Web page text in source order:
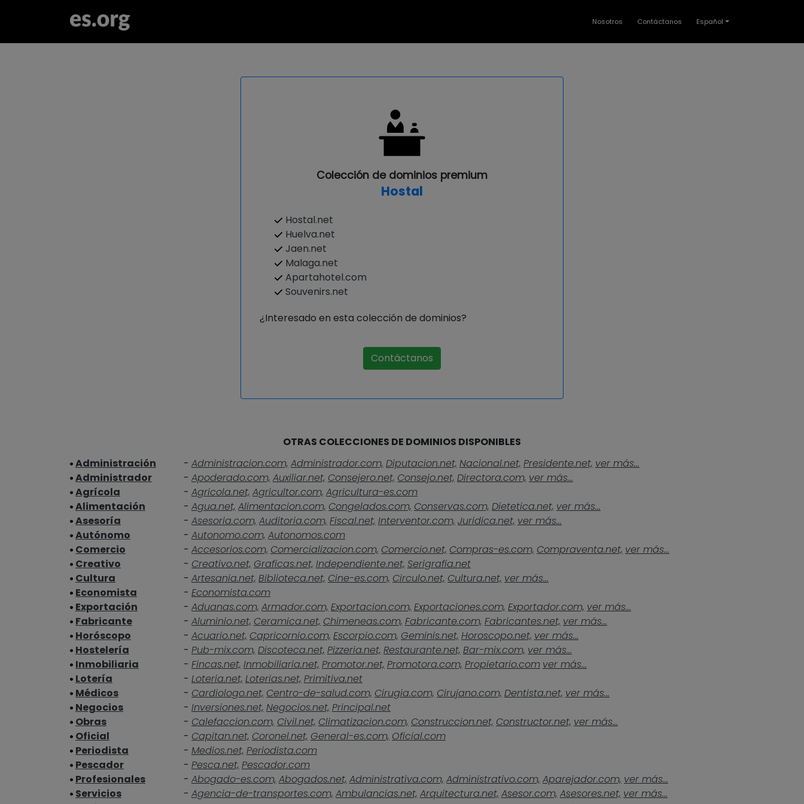
Nosotros Contáctanos Español
Colección de dominios premium
Hostal
Hostal.net
Huelva.net
Jaen.net
Malaga.net
Apartahotel.com
Souvenirs.net
¿Interesado en esta colección de dominios?
Contáctanos
OTRAS COLECCIONES DE DOMINIOS DISPONIBLES
Administración
- Administracion.com, Administrador.com, Diputacion.net, Nacional.net, Presidente.net, ver más...
Administrador
- Apoderado.com, Auxiliar.net, Consejero.net, Consejo.net, Directora.com, ver más...
Agrícola
- Agricola.net, Agricultor.com, Agricultura-es.com
Alimentación
- Agua.net, Alimentacion.com, Congelados.com, Conservas.com, Dietetica.net, ver más...
Asesoría
- Asesoria.com, Auditoria.com, Fiscal.net, Interventor.com, Juridica.net, ver más...
Autónomo
- Autonomo.com, Autonomos.com
Comercio
- Accesorios.com, Comercializacion.com, Comercio.net, Compras-es.com, Compraventa.net, ver más...
Creativo
- Creativo.net, Graficas.net, Independiente.net, Serigrafia.net
Cultura
- Artesania.net, Biblioteca.net, Cine-es.com, Circulo.net, Cultura.net, ver más...
Economista
- Economista.com
Exportación
- Aduanas.com, Armador.com, Exportacion.com, Exportaciones.com, Exportador.com, ver más...
Fabricante
- Aluminio.net, Ceramica.net, Chimeneas.com, Fabricante.com, Fabricantes.net, ver más...
Horóscopo
- Acuario.net, Capricornio.com, Escorpio.com, Geminis.net, Horoscopo.net, ver más...
Hostelería
- Pub-mix.com, Discoteca.net, Pizzeria.net, Restaurante.net, Bar-mix.com, ver más...
Inmobiliaria
- Fincas.net, Inmobiliaria.net, Promotor.net, Promotora.com, Propietario.com ver más...
Lotería
- Loteria.net, Loterias.net, Primitiva.net
Médicos
- Cardiologo.net, Centro-de-salud.com, Cirugia.com, Cirujano.com, Dentista.net, ver más...
Negocios
- Inversiones.net, Negocios.net, Principal.net
Obras
- Calefaccion.com, Civil.net, Climatizacion.com, Construccion.net, Constructor.net, ver más...
Oficial
- Capitan.net, Coronel.net, General-es.com, Oficial.com
Periodista
- Medios.net, Periodista.com
Pescador
- Pesca.net, Pescador.com
Profesionales
- Abogado-es.com, Abogados.net, Administrativa.com, Administrativo.com, Aparejador.com, ver más...
Servicios
- Agencia-de-transportes.com, Ambulancias.net, Arquitectura.net, Asesor.com, Asesores.net, ver más...